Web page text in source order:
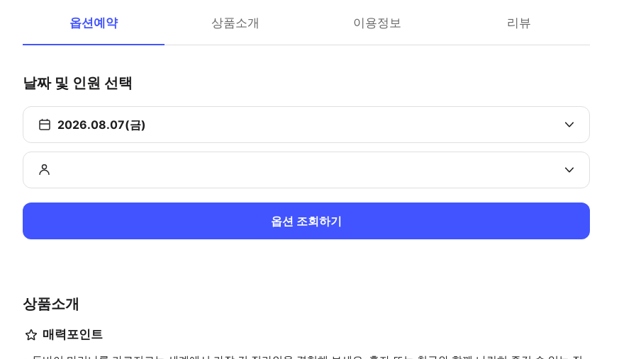
옵션예약 상품소개 이용정보 리뷰
날짜 및 인원 선택
2026.08.07(금)
옵션 조회하기
상품소개
매력포인트